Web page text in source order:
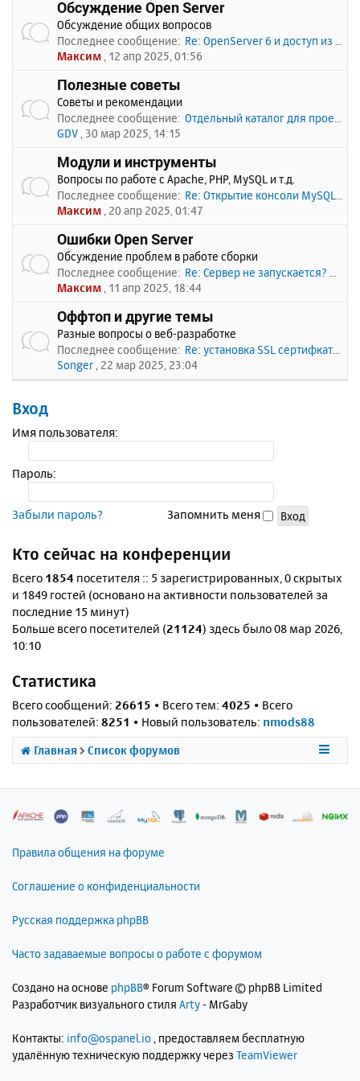
Обсуждение Open Server
Обсуждение общих вопросов
Последнее сообщение: Re: OpenServer 6 и доступ из …
Максим , 12 апр 2025, 01:56
Полезные советы
Советы и рекомендации
Последнее сообщение: Отдельный каталог для проекто…
GDV , 30 мар 2025, 14:15
Модули и инструменты
Вопросы по работе с Apache, PHP, MySQL и т.д.
Последнее сообщение: Re: Открытие консоли MySQL по…
Максим , 20 апр 2025, 01:47
Ошибки Open Server
Обсуждение проблем в работе сборки
Последнее сообщение: Re: Сервер не запускается? Пи…
Максим , 11 апр 2025, 18:44
Оффтоп и другие темы
Разные вопросы о веб-разработке
Последнее сообщение: Re: установка SSL сертифката
Songer , 22 мар 2025, 23:04
Вход
Имя пользователя:
Пароль:
Забыли пароль? Запомнить меня
Кто сейчас на конференции
Всего 1854 посетителя :: 5 зарегистрированных, 0 скрытых
и 1849 гостей (основано на активности пользователей за
последние 15 минут)
Больше всего посетителей (21124) здесь было 08 мар 2026,
10:10
Статистика
Всего сообщений: 26615 • Всего тем: 4025 • Всего
пользователей: 8251 • Новый пользователь: nmods88
Главная Список форумов
Правила общения на форуме
Соглашение о конфиденциальности
Русская поддержка phpBB
Часто задаваемые вопросы о работе с форумом
Создано на основе phpBB® Forum Software © phpBB Limited
Разработчик визуального стиля Arty- MrGaby
Контакты: info@ospanel.io , предоставляем бесплатную
удалённую техническую поддержку через TeamViewer